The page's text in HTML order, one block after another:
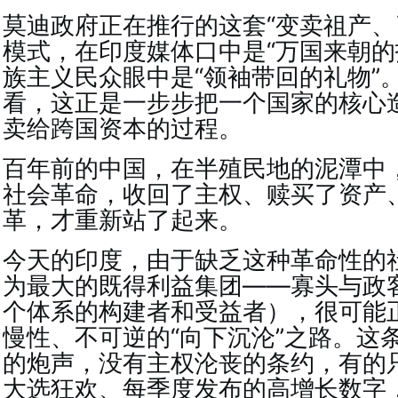
莫迪政府正在推行的这套“变卖祖产
模式，在印度媒体口中是“万国来朝
族主义民众眼中是“领袖带回的礼物”
看，这正是一步步把一个国家的核心
卖给跨国资本的过程。
百年前的中国，在半殖民地的泥潭中
社会革命，收回了主权、赎买了资产
革，才重新站了起来。
今天的印度，由于缺乏这种革命性的
为最大的既得利益集团——寡头与
个体系的构建者和受益者），很可能
慢性、不可逆的“向下沉沦”之路。这
的炮声，没有主权沦丧的条约，有的
大选狂欢、每季度发布的高增长数字